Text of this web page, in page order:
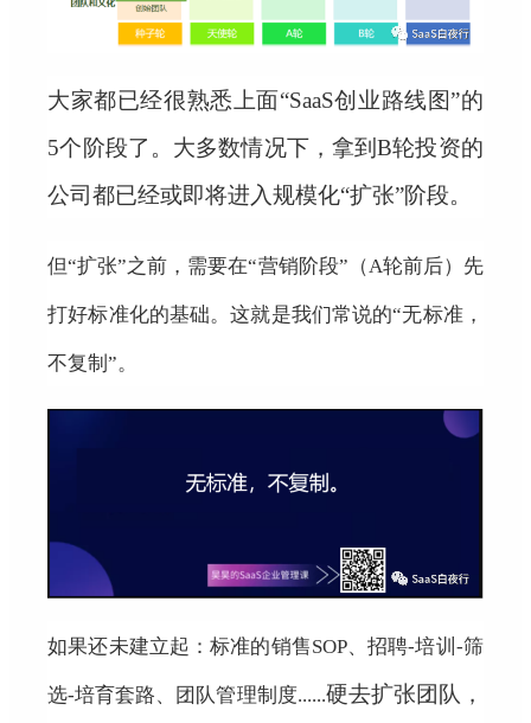
大家都已经很熟悉 上面“SaaS创业路线图”的
5个阶段了。 大多数情况下，拿到B轮投资的
公司都已经或即将进入规模化“扩张”阶段。
但“扩张”之前，需要在“营销阶段”（A轮前后）先
打好标准化的基础。这就是我们常说的“无标准，
不复制”。
如果还未建立起：标准的销售SOP、招聘-培训-筛
选-培育套路、团队管理制度......硬去扩张团队，